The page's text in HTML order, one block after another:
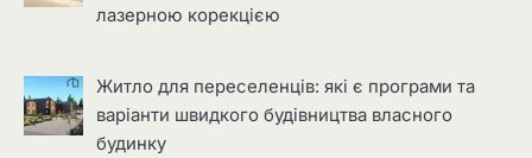
лазерною корекцією
Житло для переселенців: які є програми та
варіанти швидкого будівництва власного
будинку